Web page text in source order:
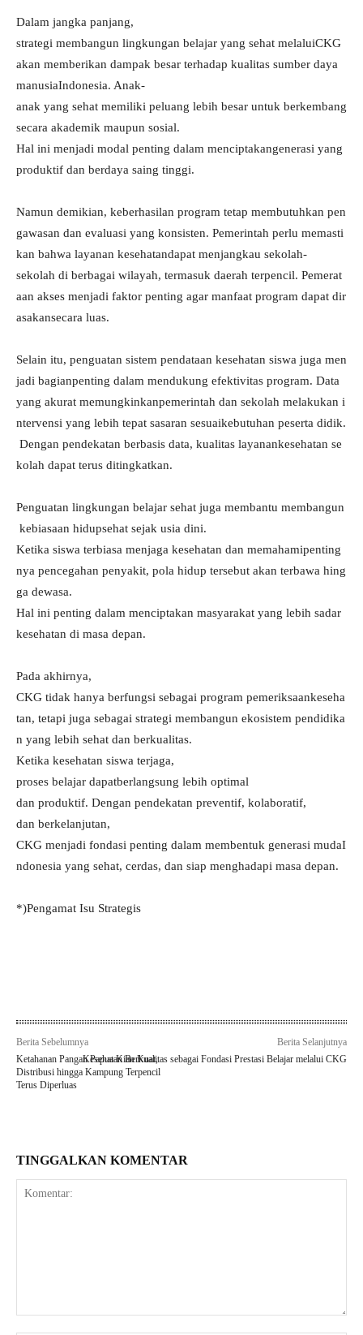
Dalam jangka panjang,
strategi membangun lingkungan belajar yang sehat melaluiCKG
akan memberikan dampak besar terhadap kualitas sumber daya
manusiaIndonesia. Anak-
anak yang sehat memiliki peluang lebih besar untuk berkembang
secara akademik maupun sosial.
Hal ini menjadi modal penting dalam menciptakangenerasi yang
produktif dan berdaya saing tinggi.
Namun demikian, keberhasilan program tetap membutuhkan pen
gawasan dan evaluasi yang konsisten. Pemerintah perlu memasti
kan bahwa layanan kesehatandapat menjangkau sekolah-
sekolah di berbagai wilayah, termasuk daerah terpencil. Pemerat
aan akses menjadi faktor penting agar manfaat program dapat dir
asakansecara luas.
Selain itu, penguatan sistem pendataan kesehatan siswa juga men
jadi bagianpenting dalam mendukung efektivitas program. Data
yang akurat memungkinkanpemerintah dan sekolah melakukan i
ntervensi yang lebih tepat sasaran sesuaikebutuhan peserta didik.
Dengan pendekatan berbasis data, kualitas layanankesehatan se
kolah dapat terus ditingkatkan.
Penguatan lingkungan belajar sehat juga membantu membangun
kebiasaan hidupsehat sejak usia dini.
Ketika siswa terbiasa menjaga kesehatan dan memahamipenting
nya pencegahan penyakit, pola hidup tersebut akan terbawa hing
ga dewasa.
Hal ini penting dalam menciptakan masyarakat yang lebih sadar
kesehatan di masa depan.
Pada akhirnya,
CKG tidak hanya berfungsi sebagai program pemeriksaankeseha
tan, tetapi juga sebagai strategi membangun ekosistem pendidika
n yang lebih sehat dan berkualitas.
Ketika kesehatan siswa terjaga,
proses belajar dapatberlangsung lebih optimal
dan produktif. Dengan pendekatan preventif, kolaboratif,
dan berkelanjutan,
CKG menjadi fondasi penting dalam membentuk generasi mudaI
ndonesia yang sehat, cerdas, dan siap menghadapi masa depan.
*)Pengamat Isu Strategis
Berita Sebelumnya
Ketahanan Pangan Papua Kian Kuat,
Distribusi hingga Kampung Terpencil
Terus Diperluas
Berita Selanjutnya
Kesehatan Berkualitas sebagai Fondasi Prestasi Belajar melalui CKG
TINGGALKAN KOMENTAR